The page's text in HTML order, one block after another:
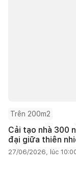
Trên 200m2
Cải tạo nhà 300
đại giữa thiên
27/06/2026, lúc